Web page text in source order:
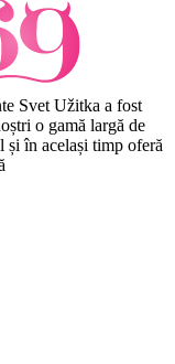
Svet Užitka a fost
o gamă largă de
și în același timp oferă